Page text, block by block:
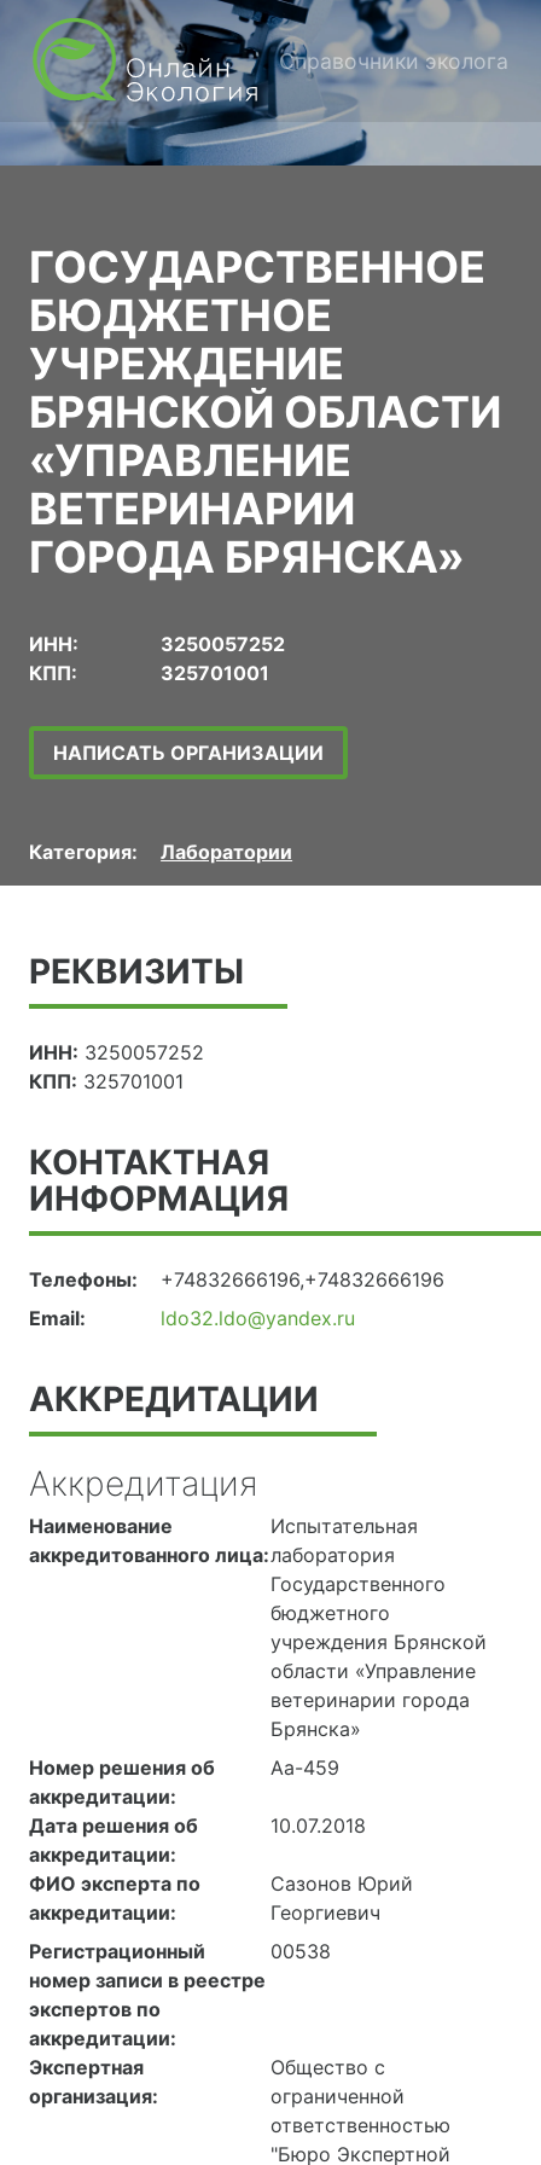
Справочники эколога
ГОСУДАРСТВЕННОЕ
БЮДЖЕТНОЕ
УЧРЕЖДЕНИЕ
БРЯНСКОЙ ОБЛАСТИ
«УПРАВЛЕНИЕ
ВЕТЕРИНАРИИ
ГОРОДА БРЯНСКА»
ИНН:
3250057252
КПП:
325701001
НАПИСАТЬ ОРГАНИЗАЦИИ
Категория: Лаборатории
РЕКВИЗИТЫ
ИНН: 3250057252
КПП: 325701001
КОНТАКТНАЯ
ИНФОРМАЦИЯ
Телефоны:
+74832666196,+74832666196
Email:
ldo32.ldo@yandex.ru
АККРЕДИТАЦИИ
Аккредитация
Наименование
аккредитованного лица:
Испытательная
лаборатория
Государственного
бюджетного
учреждения Брянской
области «Управление
ветеринарии города
Брянска»
Номер решения об
аккредитации:
Аа-459
Дата решения об
аккредитации:
10.07.2018
ФИО эксперта по
аккредитации:
Сазонов Юрий
Георгиевич
Регистрационный
номер записи в реестре
экспертов по
аккредитации:
00538
Экспертная
организация:
Общество с
ограниченной
ответственностью
"Бюро Экспертной